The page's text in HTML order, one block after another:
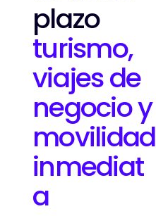
plazo
turismo,
viajes de
negocio y
movilidad
inmediat
a